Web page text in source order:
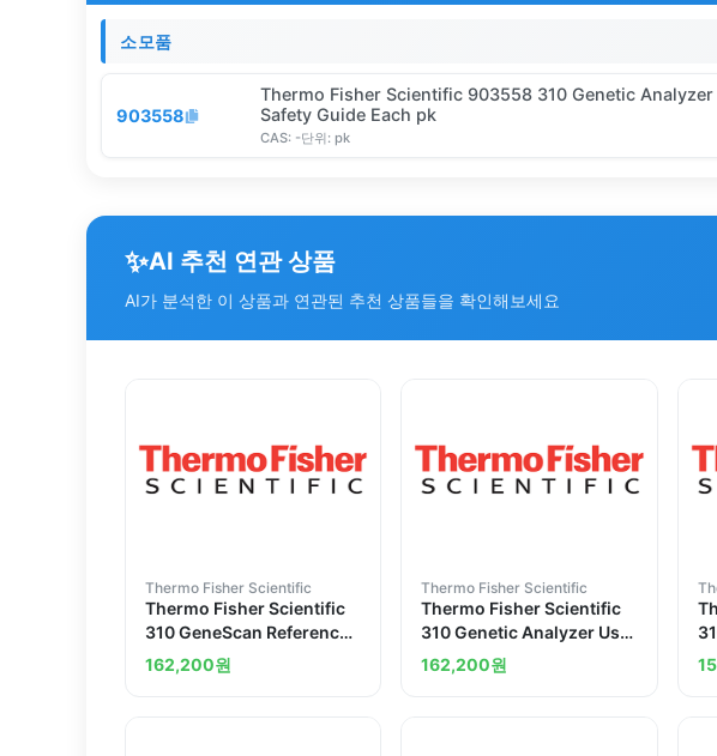
소모품
903558
Thermo Fisher Scientific 903558 310 Genetic
Safety Guide Each pk
CAS: -단위: pk
✨AI 추천 연관 상품
AI가 분석한 이 상품과 연관된 추천 상품들을 확인해보세요
Thermo Fisher Scientific
Thermo Fisher Scientific
310 GeneScan Reference
Guide
162,200원
Thermo Fisher Scientific
Thermo Fisher Scientific
310 Genetic Analyzer User
s Manual
162,200원